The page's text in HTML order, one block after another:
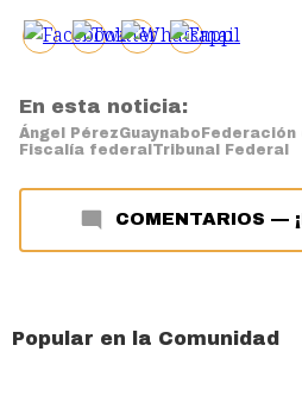
En esta noticia:
Ángel PérezGuaynabo
Fiscalía federal Tribunal Federal
COMENTARIOS —
Popular en la Comunidad